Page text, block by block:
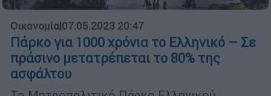
Οικονομία|07.05.2023 20:47
Πάρκο για 1000 χρόνια το Ελληνικό – Σε
πράσινο μετατρέπεται το 80% της
ασφάλτου